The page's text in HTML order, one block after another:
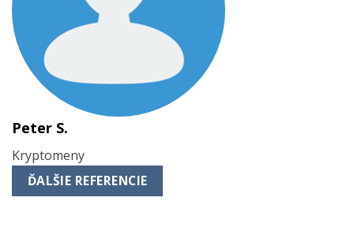
Peter S.
Kryptomeny
ĎALŠIE REFERENCIE